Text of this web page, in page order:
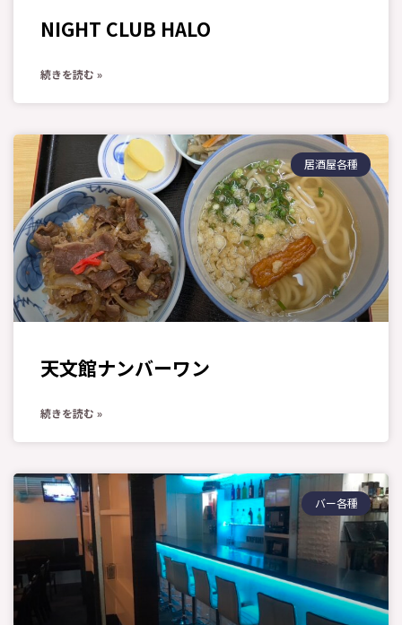
NIGHT CLUB HALO
続きを読む »
居酒屋各種
天文館ナンバーワン
続きを読む »
バー各種